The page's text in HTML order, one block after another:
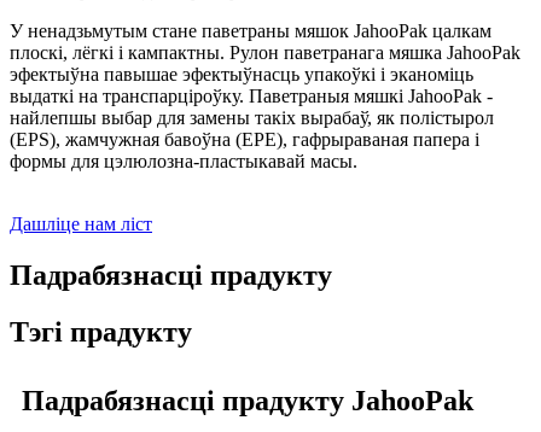
У ненадзьмутым стане паветраны мяшок JahooPak цалкам
плоскі, лёгкі і кампактны. Рулон паветранага мяшка JahooPak
эфектыўна павышае эфектыўнасць упакоўкі і эканоміць
выдаткі на транспарціроўку. Паветраныя мяшкі JahooPak -
найлепшы выбар для замены такіх вырабаў, як полістырол
(EPS), жамчужная бавоўна (EPE), гафрыраваная папера і
формы для цэлюлозна-пластыкавай масы.
Дашліце нам ліст
Падрабязнасці прадукту
Тэгі прадукту
Падрабязнасці прадукту JahooPak